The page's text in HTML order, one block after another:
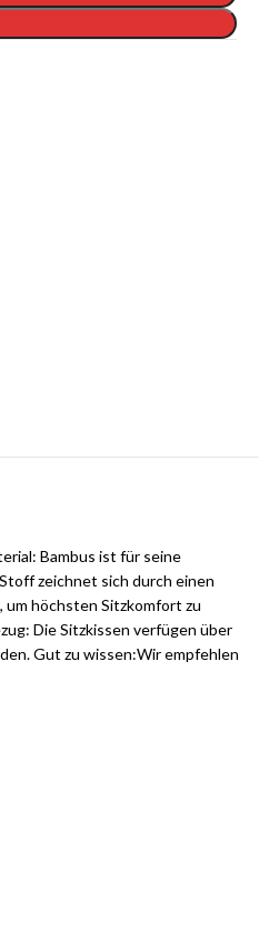
Bambus ist für seine
zeichnet sich durch einen
höchsten Sitzkomfort zu
Die Sitzkissen verfügen über
Gut zu wissen:Wir empfehlen